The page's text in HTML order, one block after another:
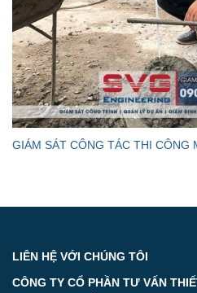
GIÁM SÁT CÔNG TÁC THI CÔNG
LIÊN HỆ VỚI CHÚNG TÔI
CÔNG TY CỔ PHẦN TƯ VẤN